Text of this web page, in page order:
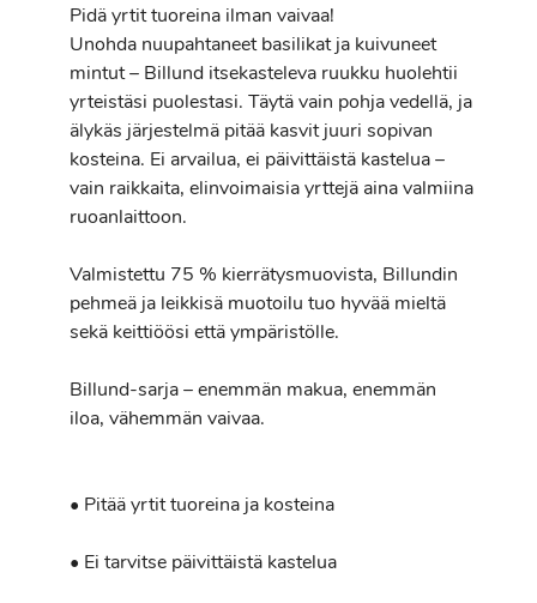
Pidä yrtit tuoreina ilman vaivaa!
Unohda nuupahtaneet basilikat ja kuivuneet
mintut – Billund itsekasteleva ruukku huolehtii
yrteistäsi puolestasi. Täytä vain pohja vedellä, ja
älykäs järjestelmä pitää kasvit juuri sopivan
kosteina. Ei arvailua, ei päivittäistä kastelua –
vain raikkaita, elinvoimaisia yrttejä aina valmiina
ruoanlaittoon.
Valmistettu 75 % kierrätysmuovista, Billundin
pehmeä ja leikkisä muotoilu tuo hyvää mieltä
sekä keittiöösi että ympäristölle.
Billund-sarja – enemmän makua, enemmän
iloa, vähemmän vaivaa.
• Pitää yrtit tuoreina ja kosteina
• Ei tarvitse päivittäistä kastelua